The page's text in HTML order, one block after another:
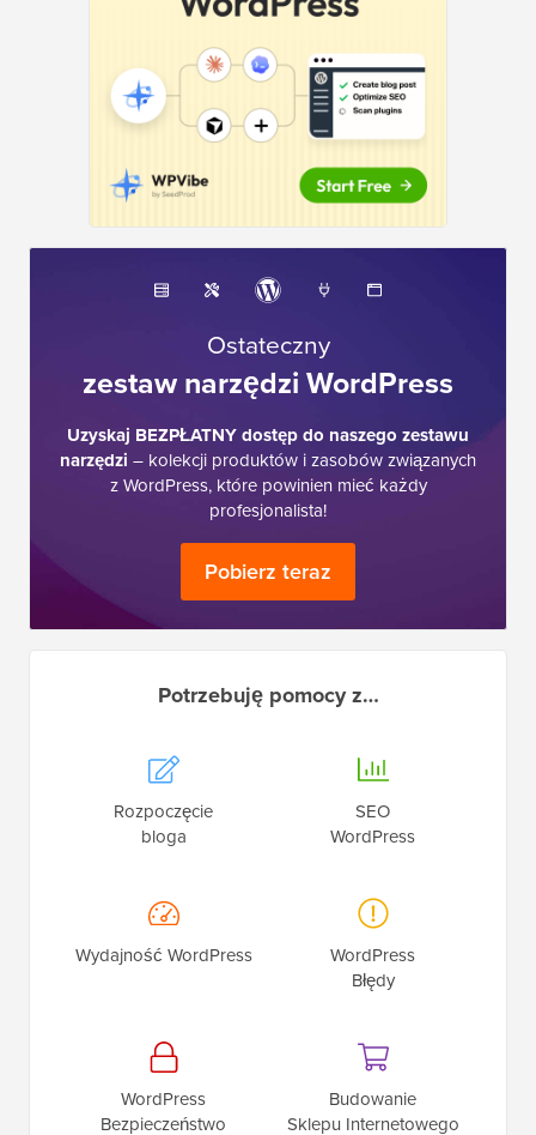
Ostateczny
zestaw narzędzi WordPress
Uzyskaj BEZPŁATNY dostęp do naszego zestawu
narzędzi – kolekcji produktów i zasobów związanych
z WordPress, które powinien mieć każdy
profesjonalista!
Pobierz teraz
Potrzebuję pomocy z…
Rozpoczęcie
bloga
SEO
WordPress
Wydajność WordPress
WordPress
Błędy
WordPress
Bezpieczeństwo
Budowanie
Sklepu Internetowego